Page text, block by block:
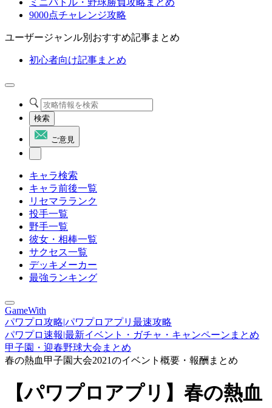
ミニバトル・野球勝負攻略まとめ
9000点チャレンジ攻略
ユーザージャンル別おすすめ記事まとめ
初心者向け記事まとめ
検索
ご意見
キャラ検索
キャラ前後一覧
リセマラランク
投手一覧
野手一覧
彼女・相棒一覧
サクセス一覧
デッキメーカー
最強ランキング
GameWith
パワプロ攻略|パワプロアプリ最速攻略
パワプロ速報|最新イベント・ガチャ・キャンペーンまとめ
甲子園・迎春野球大会まとめ
春の熱血甲子園大会2021のイベント概要・報酬まとめ
【パワプロアプリ】春の熱血